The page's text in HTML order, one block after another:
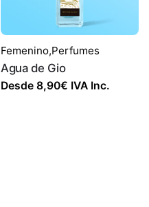
Femenino,Perfumes
Agua de Gio
Desde 8,90€ IVA Inc.